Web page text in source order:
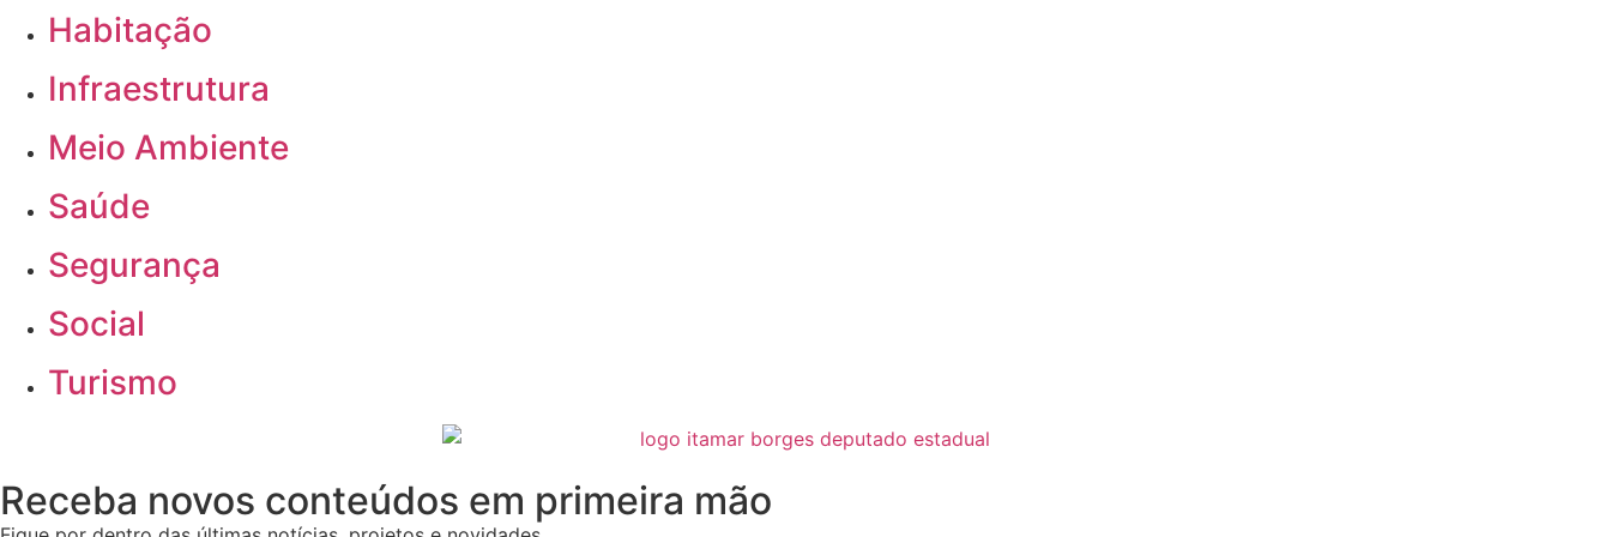
Habitação
Infraestrutura
Meio Ambiente
Saúde
Segurança
Social
Turismo
Receba novos conteúdos em primeira mão